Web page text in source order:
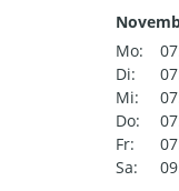
Mo:
Di:
Mi:
Do:
Fr:
Sa: